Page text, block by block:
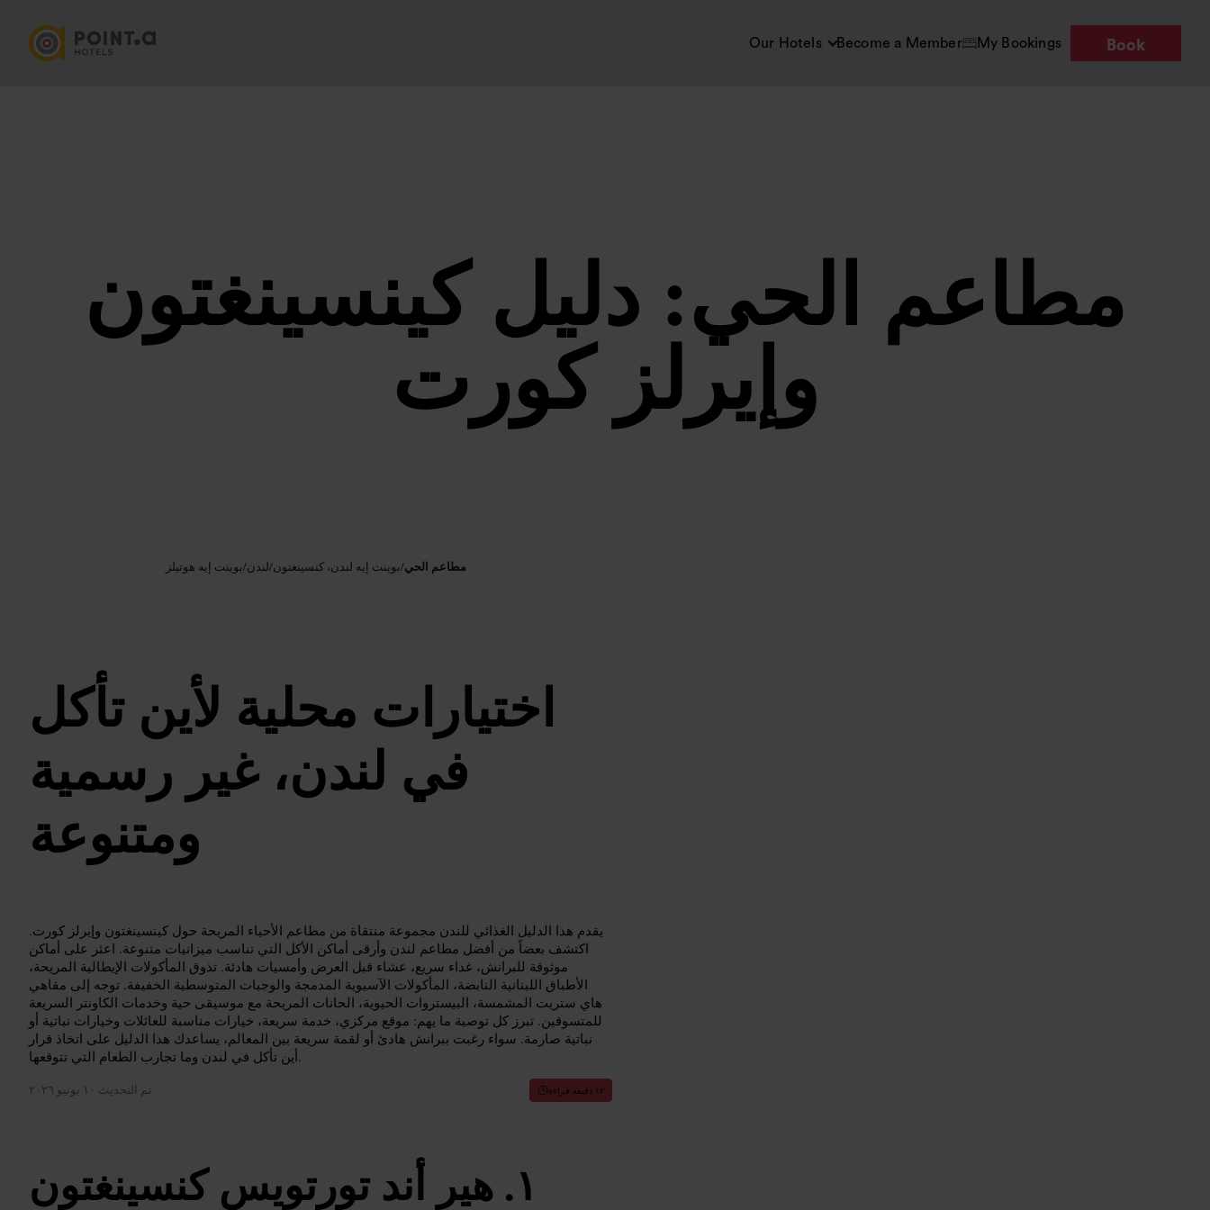
Our Hotels Become a Member My Bookings Book
مطاعم الحي: دليل كينسينغتون
وإيرلز كورت
بوينت إيه هوتيلز/لندن/بوينت إيه لندن، كنسينغتون/مطاعم الحي
اختيارات محلية لأين تأكل
في لندن، غير رسمية
ومتنوعة
يقدم هذا الدليل الغذائي للندن مجموعة منتقاة من مطاعم الأحياء المريحة حول كينسينغتون وإيرلز كورت.
اكتشف بعضاً من أفضل مطاعم لندن وأرقى أماكن الأكل التي تناسب ميزانيات متنوعة. اعثر على أماكن
موثوقة للبرانش، غداء سريع، عشاء قبل العرض وأمسيات هادئة. تذوق المأكولات الإيطالية المريحة،
الأطباق اللبنانية النابضة، المأكولات الآسيوية المدمجة والوجبات المتوسطية الخفيفة. توجه إلى مقاهي
هاي ستريت المشمسة، البيستروات الحيوية، الحانات المريحة مع موسيقى حية وخدمات الكاونتر السريعة
للمتسوقين. تبرز كل توصية ما يهم: موقع مركزي، خدمة سريعة، خيارات مناسبة للعائلات وخيارات نباتية أو
نباتية صارمة. سواء رغبت ببرانش هادئ أو لقمة سريعة بين المعالم، يساعدك هذا الدليل على اتخاذ قرار
أين تأكل في لندن وما تجارب الطعام التي تتوقعها.
تم التحديث ١٠ يونيو ٢٠٢٦ ١٢ دقيقة قراءة
هير أند تورتويس كنسينغتون